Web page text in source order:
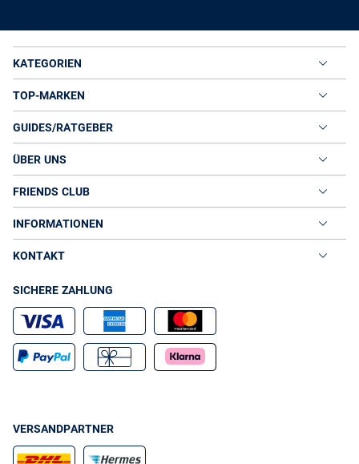
KATEGORIEN
TOP-MARKEN
GUIDES/RATGEBER
ÜBER UNS
FRIENDS CLUB
INFORMATIONEN
KONTAKT
SICHERE ZAHLUNG
VERSANDPARTNER